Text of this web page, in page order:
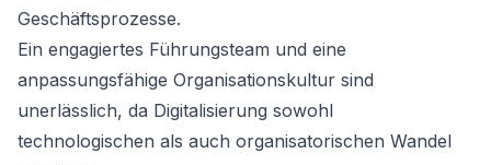
Geschäftsprozesse.
Ein engagiertes Führungsteam und eine
anpassungsfähige Organisationskultur sind
unerlässlich, da Digitalisierung sowohl
technologischen als auch organisatorischen Wandel